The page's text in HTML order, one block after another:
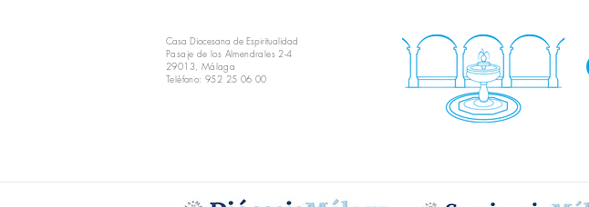
Casa Diocesana de Espiritualidad
Pasaje de los Almendrales 2-4
29013, Málaga
Teléfono: 952 25 06 00